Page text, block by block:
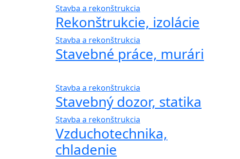
Stavba a rekonštrukcia
Rekonštrukcie, izolácie
Stavba a rekonštrukcia
Stavebné práce, murári
Stavba a rekonštrukcia
Stavebný dozor, statika
Stavba a rekonštrukcia
Vzduchotechnika,
chladenie